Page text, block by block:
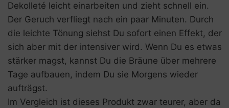
De­kolle­té leicht einarbeiten und zieht schnell ein.
Der Geruch verfliegt nach ein paar Minuten. Durch
die leichte Tönung siehst Du sofort einen Effekt, der
sich aber mit der intensiver wird. Wenn Du es etwas
stärker magst, kannst Du die Bräune über mehrere
Tage aufbauen, indem Du sie Morgens wieder
aufträgst.
Im Vergleich ist dieses Produkt zwar teurer, aber da